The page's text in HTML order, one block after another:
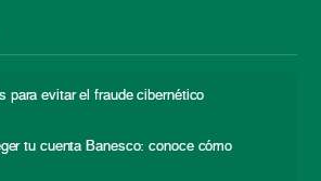
para evitar el fraude cibernético
tu cuenta Banesco: conoce cómo